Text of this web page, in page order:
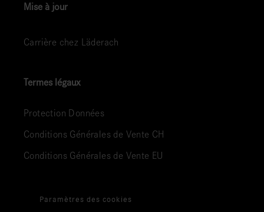
Mise à jour
Carrière chez Läderach
Termes légaux
Protection Données
Conditions Générales de Vente CH
Conditions Générales de Vente EU
Paramètres des cookies